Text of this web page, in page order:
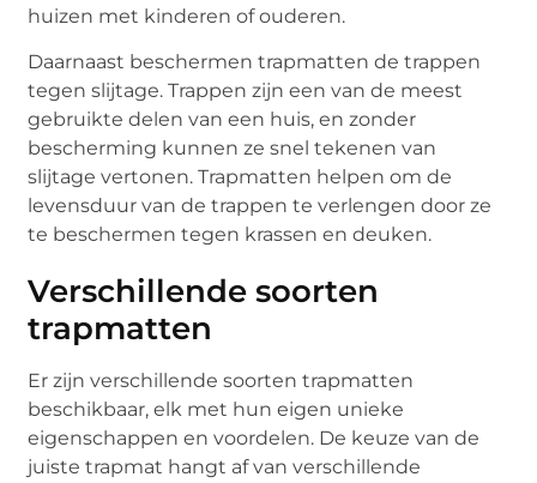
huizen met kinderen of ouderen.
Daarnaast beschermen trapmatten de trappen
tegen slijtage. Trappen zijn een van de meest
gebruikte delen van een huis, en zonder
bescherming kunnen ze snel tekenen van
slijtage vertonen. Trapmatten helpen om de
levensduur van de trappen te verlengen door ze
te beschermen tegen krassen en deuken.
Verschillende soorten
trapmatten
Er zijn verschillende soorten trapmatten
beschikbaar, elk met hun eigen unieke
eigenschappen en voordelen. De keuze van de
juiste trapmat hangt af van verschillende